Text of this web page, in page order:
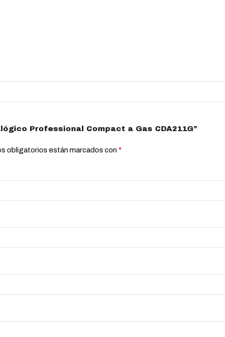
Professional Compact a Gas CDA211G”
obligatorios están marcados con *